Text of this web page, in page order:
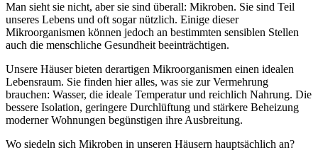
Man sieht sie nicht, aber sie sind überall: Mikroben. Sie sind Teil
unseres Lebens und oft sogar nützlich. Einige dieser
Mikroorganismen können jedoch an bestimmten sensiblen Stellen
auch die menschliche Gesundheit beeinträchtigen.
Unsere Häuser bieten derartigen Mikroorganismen einen idealen
Lebensraum. Sie finden hier alles, was sie zur Vermehrung
brauchen: Wasser, die ideale Temperatur und reichlich Nahrung. Die
bessere Isolation, geringere Durchlüftung und stärkere Beheizung
moderner Wohnungen begünstigen ihre Ausbreitung.
Wo siedeln sich Mikroben in unseren Häusern hauptsächlich an?